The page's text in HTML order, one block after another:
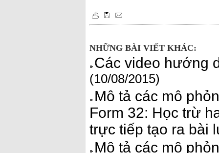
NHỮNG BÀI VIẾT KHÁC:
Các video hướng
(10/08/2015)
Mô tả các mô
Form 32: Học trừ
trực tiếp tạo ra bài
Mô tả các mô